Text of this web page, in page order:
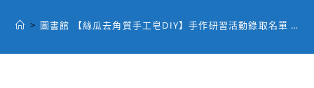
> 圖書館 【絲瓜去角質手工皂DIY】手作研習活動錄取名單 …